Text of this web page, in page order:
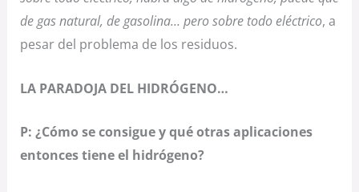
de gas natural, de gasolina… pero sobre todo eléctrico, a
pesar del problema de los residuos.
LA PARADOJA DEL HIDRÓGENO…
P: ¿Cómo se consigue y qué otras aplicaciones
entonces tiene el hidrógeno?